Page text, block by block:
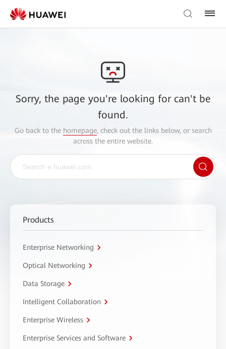
Sorry, the page you're looking for can't be
found.
Go back to the homepage, check out the links below, or search
across the entire website.
Products
Enterprise Networking
Optical Networking
Data Storage
Intelligent Collaboration
Enterprise Wireless
Enterprise Services and Software